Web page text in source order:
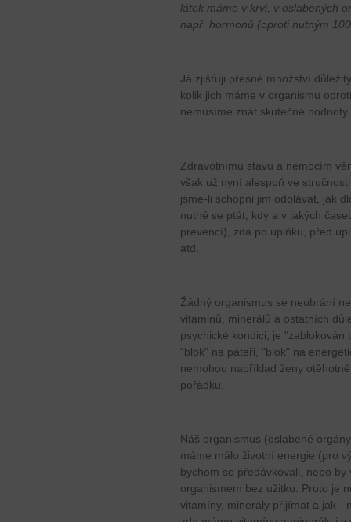
látek máme v krvi, v oslabených
např. hormonů (oproti nutným
Já zjišťuji přesné množství
kolik jich máme v organismu
nemusíme znát skutečné hodnoty.
Zdravotnímu stavu a nemocím
však už nyní alespoň ve
jsme-li schopni jim odolávat, jak
nutné se ptát, kdy a v jakých
prevencí), zda po úplňku, před
atd.
Žádný organismus se neubrání
vitaminů, minerálů a ostatních
psychické kondici, je
"blok" na páteři, "blok" na
nemohou například ženy
pořádku.
Náš organismus (oslabené
máme málo životní energie (pro
bychom se předávkovali, nebo
organismem bez užitku. Proto je
vitamíny, minerály přijímat a jak -